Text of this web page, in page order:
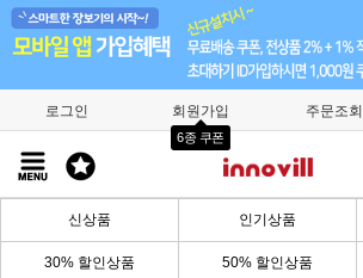
로그인 회원가입
6종 쿠폰
주문조회
신상품 인기상품
30% 할인상품 50% 할인상품